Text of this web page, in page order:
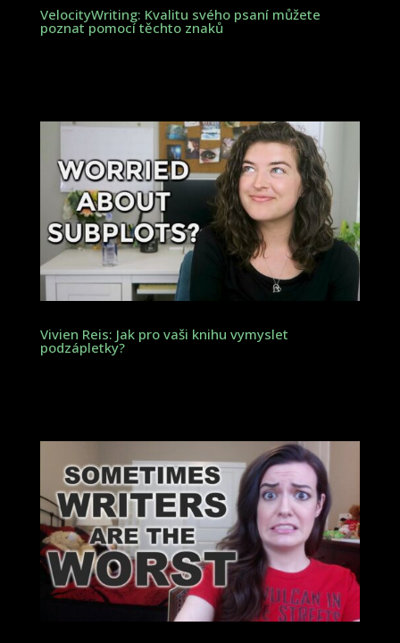
VelocityWriting: Kvalitu svého psaní můžete
poznat pomocí těchto znaků
Vivien Reis: Jak pro vaši knihu vymyslet
podzápletky?